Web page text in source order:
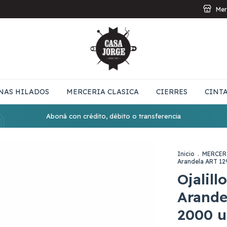
HILADOS MERCERIA CLASICA CIERRES
Aboná con crédito, débito o transferencia
Inicio .
Arandela ART
2000